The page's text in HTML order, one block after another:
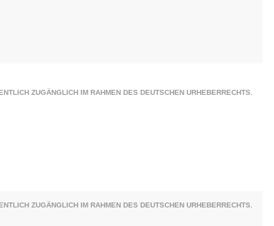
ZUGÄNGLICH IM RAHMEN DES DEUTSCHEN URHEBERRECHTS.
ZUGÄNGLICH IM RAHMEN DES DEUTSCHEN URHEBERRECHTS.